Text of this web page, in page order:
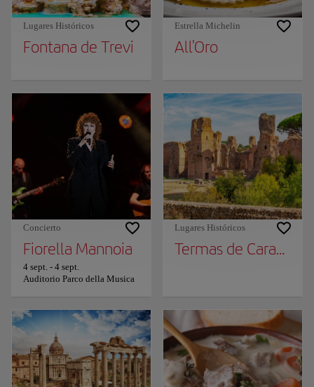
Lugares Históricos
Fontana de Trevi
Estrella Michelin
All'Oro
Concierto
Fiorella Mannoia
4 sept. - 4 sept.
Auditorio Parco della Musica
Lugares Históricos
Termas de Caracalla